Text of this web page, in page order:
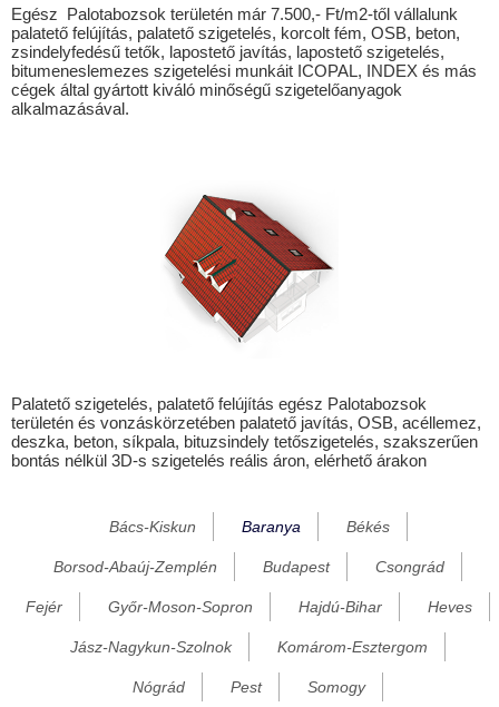
Babarc
Babarcszőlős
Bakóca
Belvárdgyula
Beremend
Bezedek
Bicsérd
Egész Palotabozsok területén már 7.500,- Ft/m2-től vállalunk
palatető felújítás, palatető szigetelés, korcolt fém, OSB, beton,
zsindelyfedésű tetők, lapostető javítás, lapostető szigetelés,
bitumeneslemezes szigetelési munkáit ICOPAL, INDEX és más
cégek által gyártott kiváló minőségű szigetelőanyagok
alkalmazásával.
Palatető szigetelés, palatető felújítás egész Palotabozsok
területén és vonzáskörzetében palatető javítás, OSB, acéllemez,
deszka, beton, síkpala, bituzsindely tetőszigetelés, szakszerűen
bontás nélkül 3D-s szigetelés reális áron, elérhető árakon
Bács-Kiskun Baranya Békés
Borsod-Abaúj-Zemplén Budapest Csongrád
Fejér Győr-Moson-Sopron Hajdú-Bihar Heves
Jász-Nagykun-Szolnok Komárom-Esztergom
Nógrád Pest Somogy